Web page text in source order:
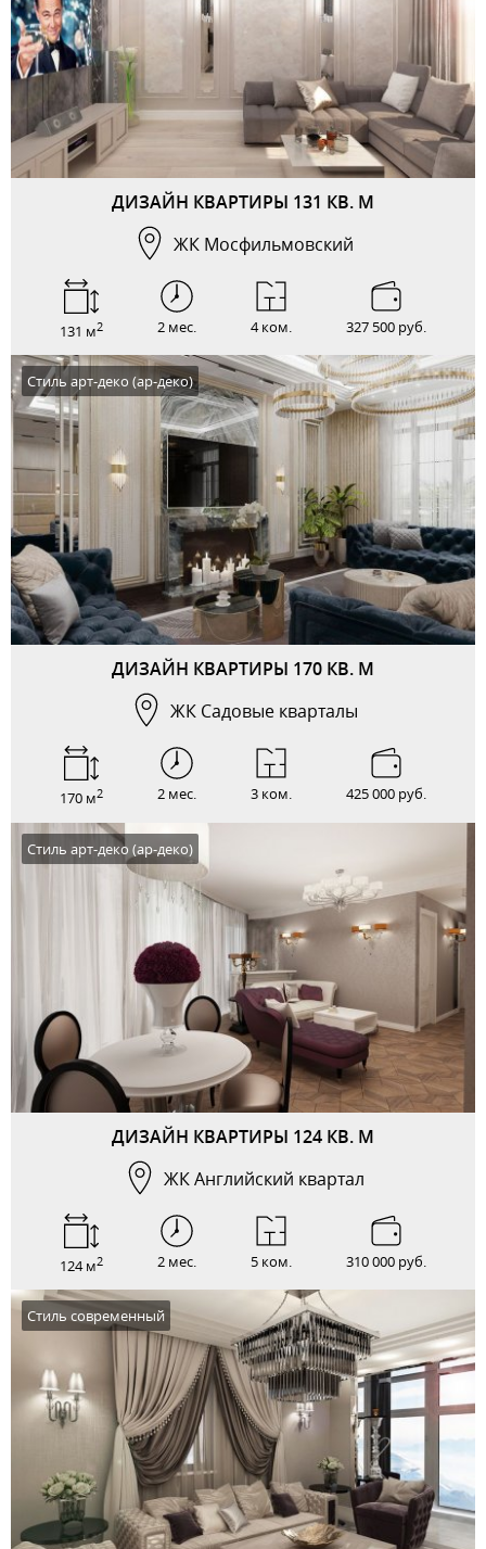
ДИЗАЙН КВАРТИРЫ 131 КВ. М
ЖК Мосфильмовский
131 м2 2 мес. 4 ком. 327 500 руб.
ДИЗАЙН КВАРТИРЫ 170 КВ. М
ЖК Садовые кварталы
Стиль арт-деко (ар-деко)
170 м2 2 мес. 3 ком. 425 000 руб.
ДИЗАЙН КВАРТИРЫ 124 КВ. М
ЖК Английский квартал
Стиль арт-деко (ар-деко)
124 м2 2 мес. 5 ком. 310 000 руб.
Стиль современный